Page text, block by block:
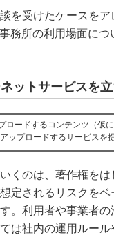
を受けたケースをア
務所の利用場面につ
ットサービスを
ードするコンテンツ（仮
ップロードするサービスを
くのは、著作権を
定されるリスクを
。利用者や事業者
は社内の運用ルー